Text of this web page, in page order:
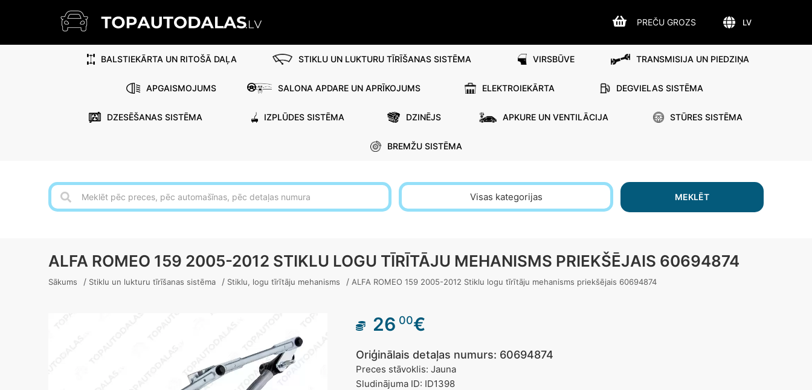
BALSTIEKĀRTA UN RITOŠĀ DAĻA STIKLU UN LUKTURU TĪRĪŠANAS SISTĒMA VIRSBŪVE TRANSMISIJA UN PIEDZIŅA
APGAISMOJUMS SALONA APDARE UN APRĪKOJUMS ELEKTROIEKĀRTA DEGVIELAS SISTĒMA
DZESĒŠANAS SISTĒMA IZPLŪDES SISTĒMA DZINĒJS APKURE UN VENTILĀCIJA STŪRES SISTĒMA
BREMŽU SISTĒMA
Visas kategorijas MEKLĒT
ALFA ROMEO 159 2005-2012 STIKLU LOGU TĪRĪTĀJU MEHANISMS PRIEKŠĒJAIS 60694874
Sākums / Stiklu un lukturu tīrīšanas sistēma / Stiklu, logu tīrītāju mehanisms / ALFA ROMEO 159 2005-2012 Stiklu logu tīrītāju mehanisms priekšējais 60694874
26 00€
Oriģinālais detaļas numurs: 60694874
Preces stāvoklis: Jauna
Sludinājuma ID: ID1398
LV
PREČU GROZS